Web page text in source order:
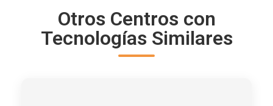
Otros Centros con
Tecnologías Similares